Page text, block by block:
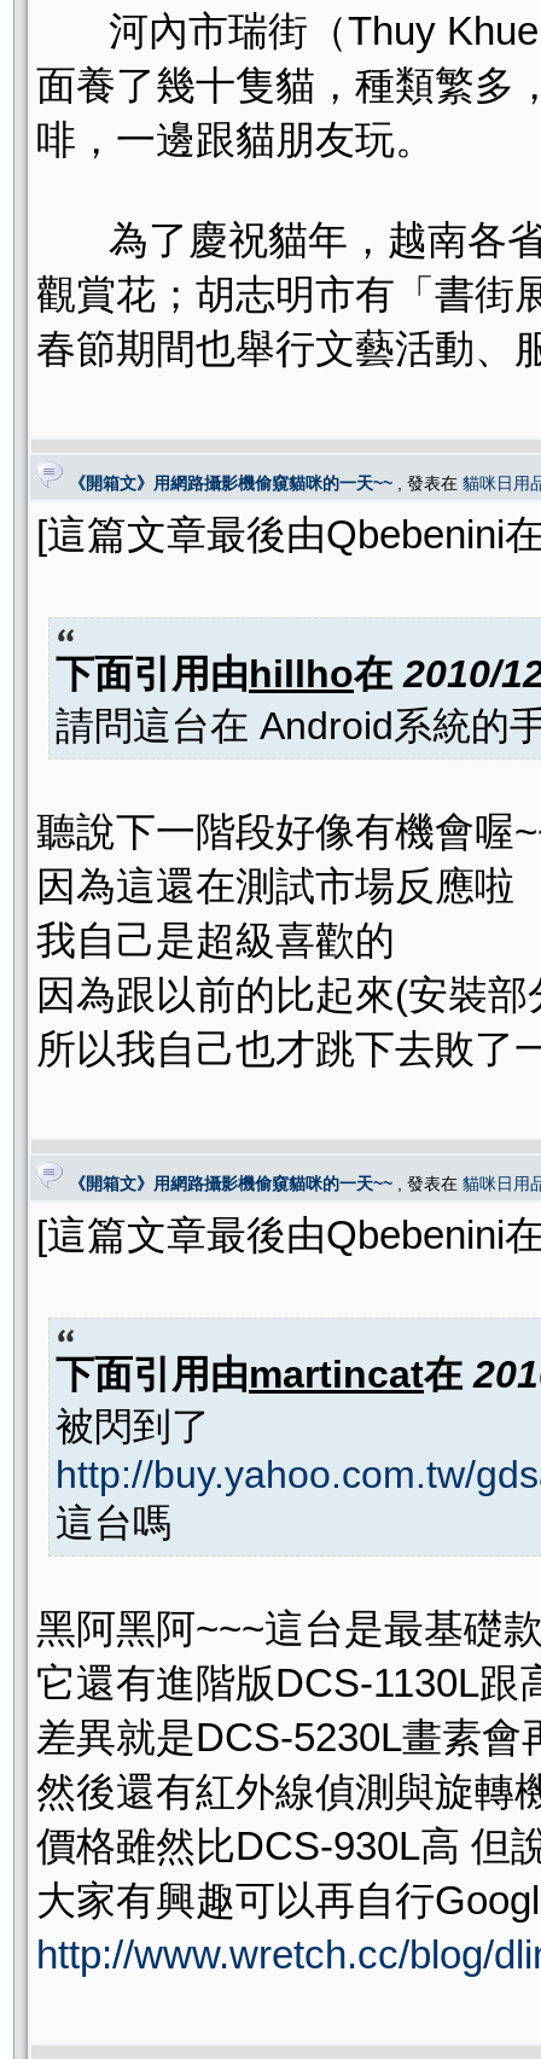
河內市瑞街（Thuy Khue
面養了幾十隻貓，種類繁多
啡，一邊跟貓朋友玩。
為了慶祝貓年，越南各省
觀賞花；胡志明市有「書街
春節期間也舉行文藝活動、
《開箱文》用網路攝影機偷窺貓咪的一天~~ , 發表在 貓咪日用
[這篇文章最後由Qbebenini
下面引用由hillho在2010/
請問這台在 Android系統的
聽說下一階段好像有機會喔
因為這還在測試市場反應啦
我自己是超級喜歡的
因為跟以前的比起來(安裝
所以我自己也才跳下去敗了
《開箱文》用網路攝影機偷窺貓咪的一天~~ , 發表在 貓咪日用
[這篇文章最後由Qbebenini
下面引用由martincat在
被閃到了
http://buy.yahoo.com.tw/
這台嗎
黑阿黑阿~~~這台是最基礎
它還有進階版DCS-1130L跟
差異就是DCS-5230L畫素
然後還有紅外線偵測與旋轉
價格雖然比DCS-930L高 但
大家有興趣可以再自行
http://www.wretch.cc/blog/